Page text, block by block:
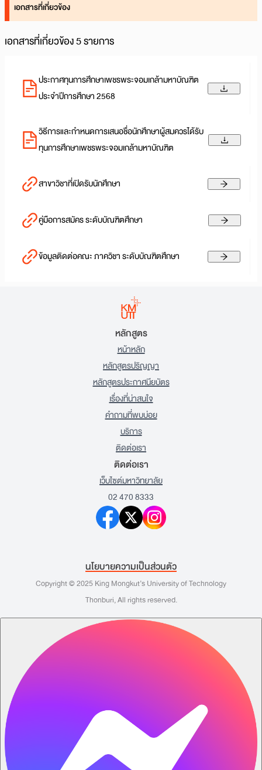
เอกสารที่เกี่ยวข้อง
เอกสารที่เกี่ยวข้อง 5 รายการ
ประกาศทุนการศึกษาเพชรพระจอมเกล้ามหาบัณฑิต
ประจำปีการศึกษา 2568
วิธีการและกำหนดการเสนอชื่อนักศึกษาผู้สมควรได้รับ
ทุนการศึกษาเพชรพระจอมเกล้ามหาบัณฑิต
สาขาวิชาที่เปิดรับนักศึกษา
คู่มือการสมัคร ระดับบัณฑิตศึกษา
ข้อมูลติดต่อคณะ ภาควิชา ระดับบัณฑิตศึกษา
หลักสูตร
หน้าหลัก
หลักสูตรปริญญา
หลักสูตรประกาศนียบัตร
เรื่องที่น่าสนใจ
คำถามที่พบบ่อย
บริการ
ติดต่อเรา
ติดต่อเรา
เว็บไซต์มหาวิทยาลัย
02 470 8333
นโยบายความเป็นส่วนตัว
Copyright © 2025 King Mongkut’s University of Technology
Thonburi, All rights reserved.